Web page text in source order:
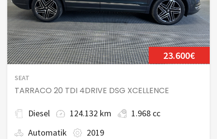
23.600€
SEAT
TARRACO 20 TDI 4DRIVE DSG XCELLENCE
Diesel 124.132 km
1.968 cc
Automatik
2019